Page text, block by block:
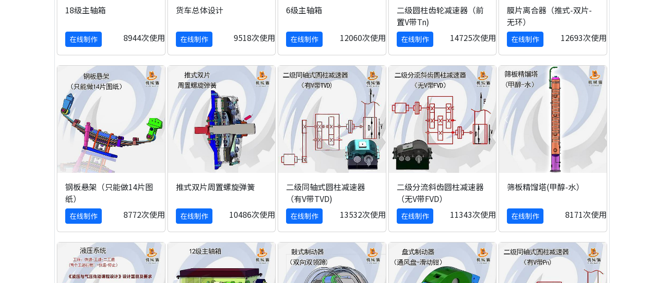
18级主轴箱
在线制作 8944次使用
货车总体设计
在线制作 9518次使用
6级主轴箱
在线制作 12060次使用
二级圆柱齿轮减速器（前
置V带Tn)
在线制作 14725次使用
膜片离合器（推式-双片-
无环）
在线制作 12693次使用
钢板悬架（只能做14片图
纸）
在线制作 8772次使用
推式双片周置螺旋弹簧
在线制作 10486次使用
二级同轴式圆柱减速器
（有V带TVD)
在线制作 13532次使用
二级分流斜齿圆柱减速器
（无V带FVD）
在线制作 11343次使用
筛板精馏塔(甲醇-水）
在线制作 8171次使用